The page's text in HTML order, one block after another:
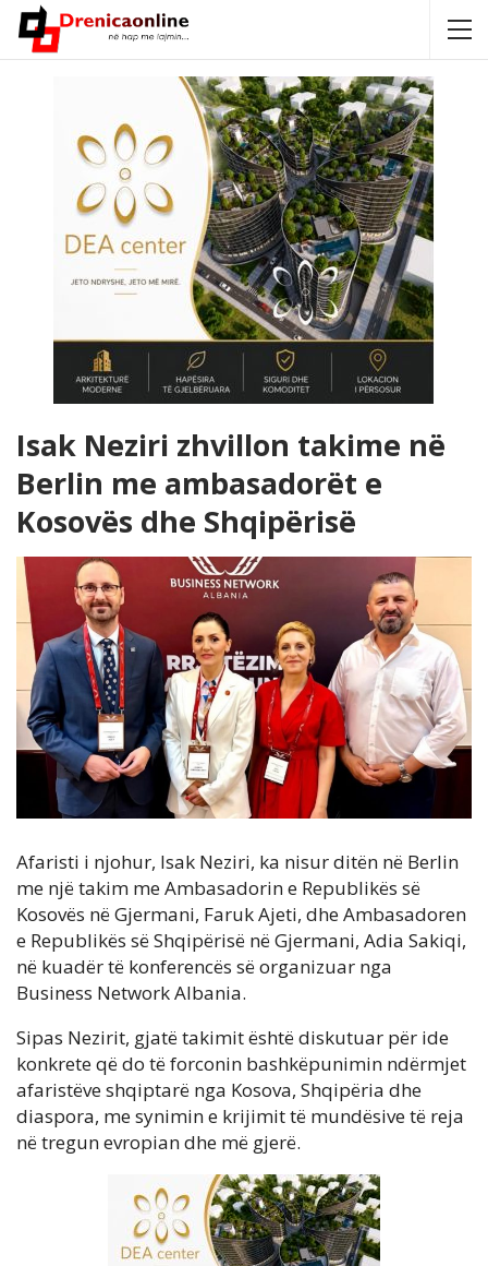
Isak Neziri zhvillon takime në
Berlin me ambasadorët e
Kosovës dhe Shqipërisë
Afaristi i njohur, Isak Neziri, ka nisur ditën në Berlin
me një takim me Ambasadorin e Republikës së
Kosovës në Gjermani, Faruk Ajeti, dhe Ambasadoren
e Republikës së Shqipërisë në Gjermani, Adia Sakiqi,
në kuadër të konferencës së organizuar nga
Business Network Albania.
Sipas Nezirit, gjatë takimit është diskutuar për ide
konkrete që do të forconin bashkëpunimin ndërmjet
afaristëve shqiptarë nga Kosova, Shqipëria dhe
diaspora, me synimin e krijimit të mundësive të reja
në tregun evropian dhe më gjerë.